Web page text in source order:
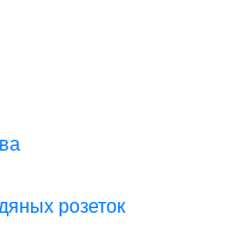
розеток